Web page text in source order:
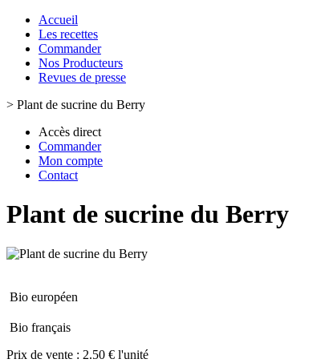
Accueil
Les recettes
Commander
Nos Producteurs
Revues de presse
> Plant de sucrine du Berry
Accès direct
Commander
Mon compte
Contact
Plant de sucrine du Berry
Bio européen
Bio français
Prix de vente : 2.50 € l'unité